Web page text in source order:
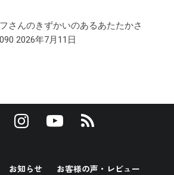
さんのきずかいのあるあたたかさ
2026年7月11日
お知らせ お客様の声・レビュー